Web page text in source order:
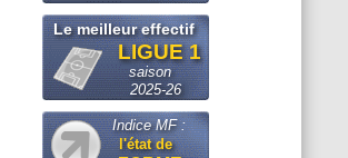
Le meilleur effectif
LIGUE 1
saison
2025-26
Indice MF :
l'état de